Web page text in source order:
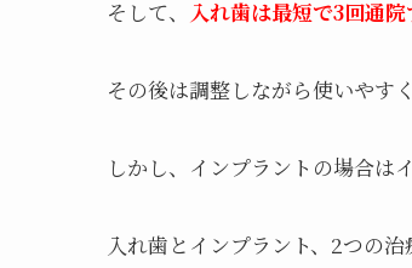
そして、 入れ歯は最短で3回通
その後は調整しながら使いやす
しかし、インプラントの場合は
入れ歯とインプラント、2つの